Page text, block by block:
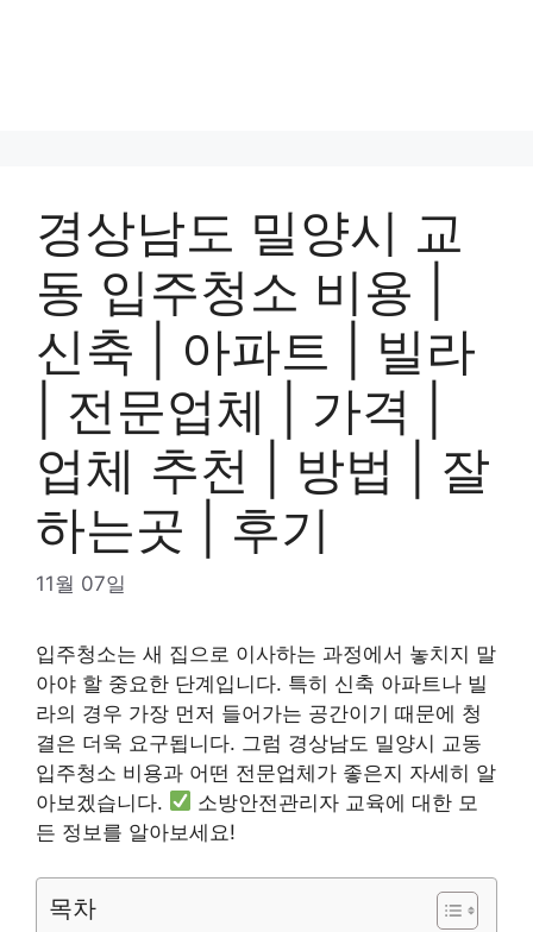
경상남도 밀양시 교
동 입주청소 비용 |
신축 | 아파트 | 빌라
| 전문업체 | 가격 |
업체 추천 | 방법 | 잘
하는곳 | 후기
11월 07일
입주청소는 새 집으로 이사하는 과정에서 놓치지 말
아야 할 중요한 단계입니다. 특히 신축 아파트나 빌
라의 경우 가장 먼저 들어가는 공간이기 때문에 청
결은 더욱 요구됩니다. 그럼 경상남도 밀양시 교동
입주청소 비용과 어떤 전문업체가 좋은지 자세히 알
아보겠습니다.
소방안전관리자 교육에 대한 모
든 정보를 알아보세요!
목차